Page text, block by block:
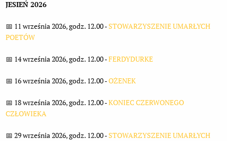
JESIEŃ 2026
📅 11 września 2026, godz. 12.00 - STOWARZYSZENIE UMARŁYCH
POETÓW
📅 14 września 2026, godz. 12.00 -FERDYDURKE
📅 16 września 2026, godz. 12.00 -OŻENEK
📅 18 września 2026, godz. 12.00 -KONIEC CZERWONEGO
CZŁOWIEKA
📅 29 września 2026, godz. 12.00 - STOWARZYSZENIE UMARŁYCH